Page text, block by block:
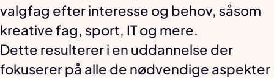
valgfag efter interesse og behov, såsom
kreative fag, sport, IT og mere.
Dette resulterer i en uddannelse der
fokuserer på alle de nødvendige aspekter